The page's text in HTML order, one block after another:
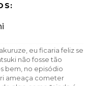
eu ficaria feliz se
não fosse tão
bem, no episódio
ameaça cometer